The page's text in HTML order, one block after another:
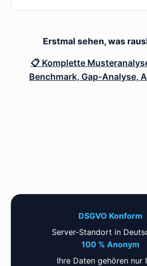
Erstmal sehen, was
📋 Komplette
Benchmark, Gap-Analyse,
DSGVO Konform
Server-Standort in
100 % Anonym
Ihre Daten gehören nur